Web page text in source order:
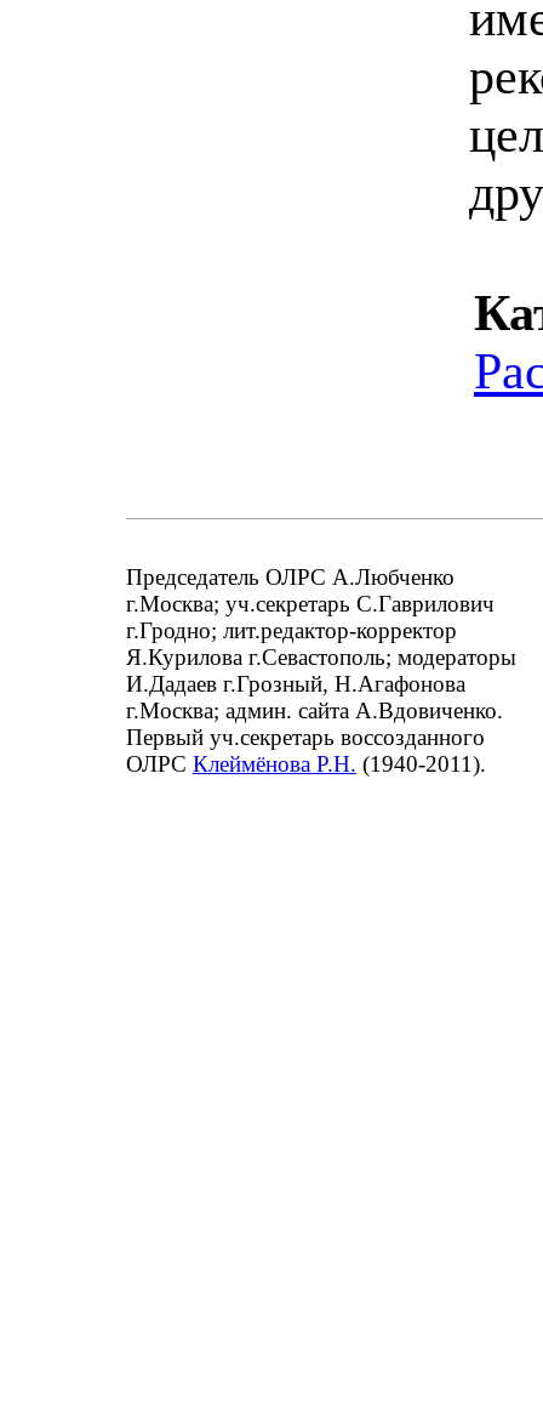
Председатель ОЛРС А.Любченко
г.Москва; уч.секретарь С.Гаврилович
г.Гродно; лит.редактор-корректор
Я.Курилова г.Севастополь; модераторы
И.Дадаев г.Грозный, Н.Агафонова
г.Москва; админ. сайта А.Вдовиченко.
Первый уч.секретарь воссозданного
ОЛРС Клеймёнова Р.Н. (1940-2011).